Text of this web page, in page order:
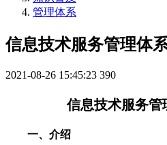
管理体系
信息技术服务管理体
2021-08-26 15:45:23 390
信息技术服务管
一、介绍